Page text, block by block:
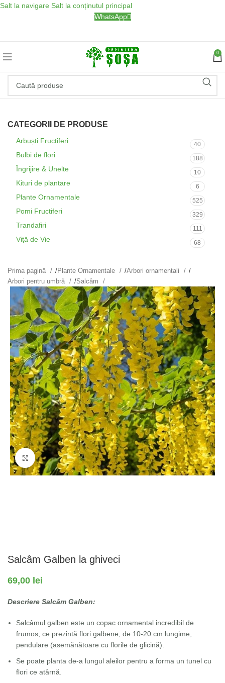
Salt la navigare Salt la conținutul principal
WhatsApp
0
CATEGORII DE PRODUSE
Arbuști Fructiferi 40
Bulbi de flori 188
Îngrijire & Unelte 10
Kituri de plantare 6
Plante Ornamentale 525
Pomi Fructiferi 329
Trandafiri 111
Viță de Vie 68
Prima pagină /Plante Ornamentale /Arbori ornamentali
/
Arbori pentru umbră
/Salcâm
Fă clic pentru a mări
Salcâm Galben la ghiveci
69,00 lei
Descriere Salcâm Galben:
Salcâmul galben este un copac ornamental incredibil de
frumos, ce prezintă flori galbene, de 10-20 cm lungime,
pendulare (asemănătoare cu florile de glicină).
Se poate planta de-a lungul aleilor pentru a forma un tunel cu
flori ce atârnă.